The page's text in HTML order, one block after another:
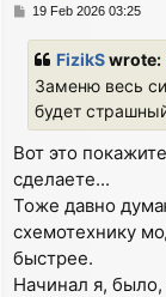
P19 Feb 2026 03:25
FizikSwrote:
Заменю весь
будет
Вот это
сделаете...
Тоже давно
схемотехнику
быстрее.
Начинал я, было,